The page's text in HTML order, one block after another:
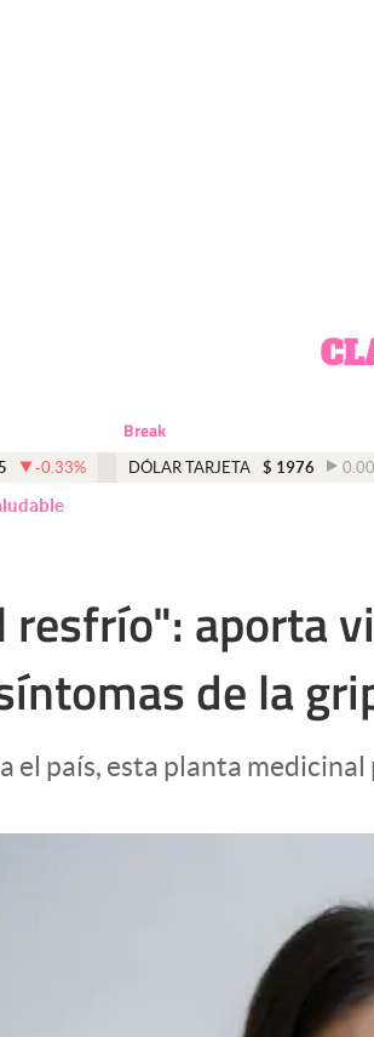
Break
-0.33% DÓLAR TARJETA $ 1976 0.00
resfrío": aporta
de la
el país, esta planta